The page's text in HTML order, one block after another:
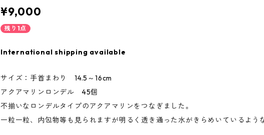
¥9,000
残り1点
International shipping available
サイズ：手首まわり 14.5～16cm
アクアマリンロンデル 45個
不揃いなロンデルタイプのアクアマリンをつなぎました。
一粒一粒、内包物等も見られますが明るく透き通った水がきらめいているよう